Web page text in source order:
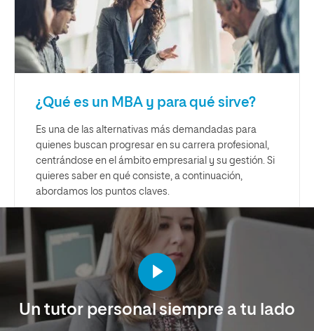
¿Qué es un MBA y para qué sirve?
Es una de las alternativas más demandadas para
quienes buscan progresar en su carrera profesional,
centrándose en el ámbito empresarial y su gestión. Si
quieres saber en qué consiste, a continuación,
abordamos los puntos claves.
Un tutor personal siempre a tu lado